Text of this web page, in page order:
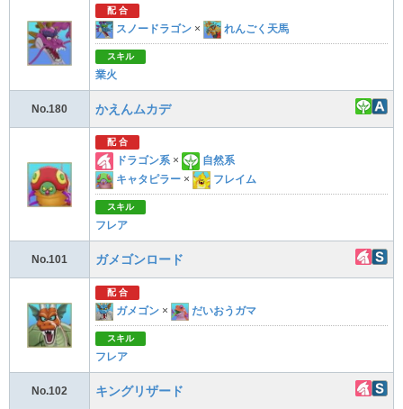
配 合
スノードラゴン × れんごく天馬
スキル
業火
No.180 かえんムカデ
配 合
ドラゴン系 ×
自然系
キャタピラー × フレイム
スキル
フレア
No.101 ガメゴンロード
配 合
ガメゴン × だいおうガマ
スキル
フレア
No.102 キングリザード